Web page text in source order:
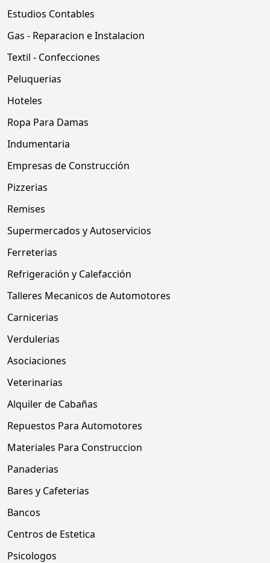
Estudios Contables
Gas - Reparacion e Instalacion
Textil - Confecciones
Peluquerias
Hoteles
Ropa Para Damas
Indumentaria
Empresas de Construcción
Pizzerias
Remises
Supermercados y Autoservicios
Ferreterias
Refrigeración y Calefacción
Talleres Mecanicos de Automotores
Carnicerias
Verdulerias
Asociaciones
Veterinarias
Alquiler de Cabañas
Repuestos Para Automotores
Materiales Para Construccion
Panaderias
Bares y Cafeterias
Bancos
Centros de Estetica
Psicologos